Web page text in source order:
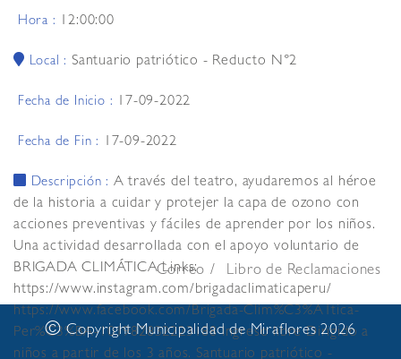
Hora : 12:00:00
Local :Santuario patriótico - Reducto N°2
Fecha de Inicio : 17-09-2022
Fecha de Fin : 17-09-2022
Descripción : A través del teatro, ayudaremos al héroe
de la historia a cuidar y protejer la capa de ozono con
acciones preventivas y fáciles de aprender por los niños.
Una actividad desarrollada con el apoyo voluntario de
BRIGADA CLIMÁTICA Links:
https://www.instagram.com/brigadaclimaticaperu/
https://www.facebook.com/Brigada-Clim%C3%A1tica-
Per%C3%BA-101982832223188 Ingreso libre Dirigido a
niños a partir de los 3 años. Santuario patriótico -
Correo Libro de Reclamaciones
©Copyright Municipalidad de Miraflores 2026